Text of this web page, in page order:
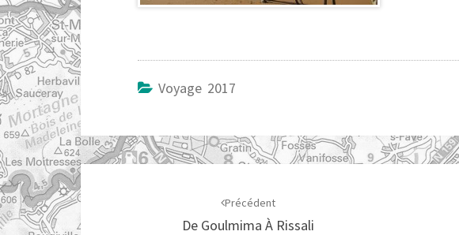
Voyage 2017
Navigation
d'article
Précédent
De Goulmima À Rissali